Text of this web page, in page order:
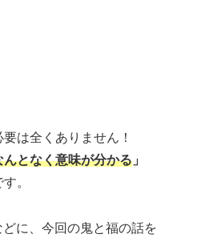
は全くありません！
んとなく意味が分かる 」
。
に、今回の鬼と福の話を